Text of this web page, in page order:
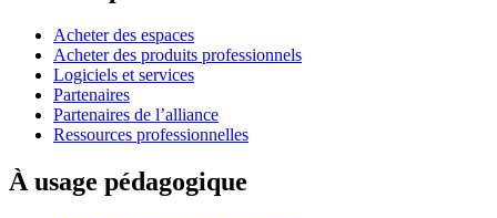
Acheter des espaces
Acheter des produits professionnels
Logiciels et services
Partenaires
Partenaires de l’alliance
Ressources professionnelles
À usage pédagogique